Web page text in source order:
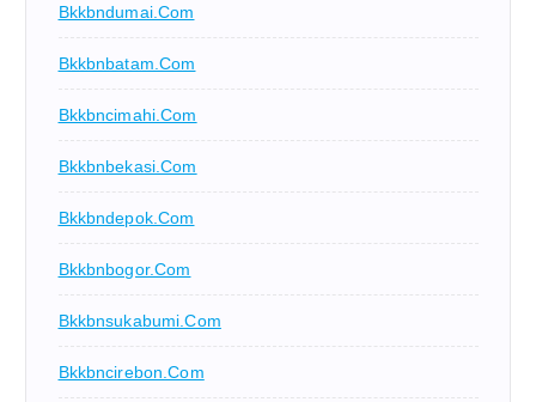
Bkkbndumai.com
Bkkbnbatam.com
Bkkbncimahi.com
Bkkbnbekasi.com
Bkkbndepok.com
Bkkbnbogor.com
Bkkbnsukabumi.com
Bkkbncirebon.com